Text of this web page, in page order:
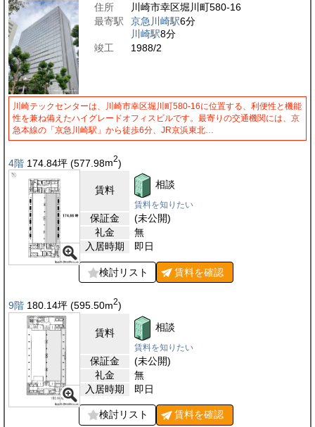
住所
川崎市幸区堀川町580-16
最寄駅
京急川崎駅6分
川崎駅8分
竣工
1988/2
川崎テックセンターは、川崎市幸区堀川町580-16に位置する、利便性と機能
性を兼ね備えたハイグレードオフィスビルです。最寄りの交通機関には、京
急本線の「京急川崎駅」から徒歩6分、JR京浜東北…
4階 174.84坪 (577.98m2)
賃料 相談
賃料を知りたい
保証金
(未公開)
礼金
無
入居時期
即日
検討リスト 賃料を確認
9階 180.14坪 (595.50m2)
賃料 相談
賃料を知りたい
保証金
(未公開)
礼金
無
入居時期
即日
検討リスト 賃料を確認